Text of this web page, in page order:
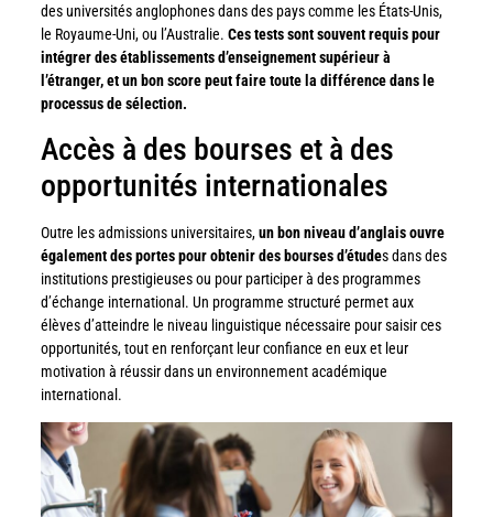
des universités anglophones dans des pays comme les États-Unis,
le Royaume-Uni, ou l’Australie. Ces tests sont souvent requis pour
intégrer des établissements d’enseignement supérieur à
l’étranger, et un bon score peut faire toute la différence dans le
processus de sélection.
Accès à des bourses et à des
opportunités internationales
Outre les admissions universitaires,un bon niveau d’anglais ouvre
également des portes pour obtenir des bourses d’études dans des
institutions prestigieuses ou pour participer à des programmes
d’échange international. Un programme structuré permet aux
élèves d’atteindre le niveau linguistique nécessaire pour saisir ces
opportunités, tout en renforçant leur confiance en eux et leur
motivation à réussir dans un environnement académique
international.